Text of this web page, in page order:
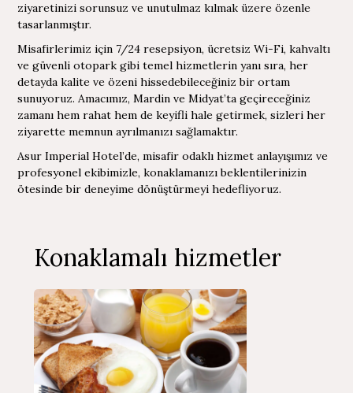
ziyaretinizi sorunsuz ve unutulmaz kılmak üzere özenle
tasarlanmıştır.
Misafirlerimiz için 7/24 resepsiyon, ücretsiz Wi-Fi, kahvaltı
ve güvenli otopark gibi temel hizmetlerin yanı sıra, her
detayda kalite ve özeni hissedebileceğiniz bir ortam
sunuyoruz. Amacımız, Mardin ve Midyat’ta geçireceğiniz
zamanı hem rahat hem de keyifli hale getirmek, sizleri her
ziyarette memnun ayrılmanızı sağlamaktır.
Asur Imperial Hotel’de, misafir odaklı hizmet anlayışımız ve
profesyonel ekibimizle, konaklamanızı beklentilerinizin
ötesinde bir deneyime dönüştürmeyi hedefliyoruz.
Konaklamalı hizmetler